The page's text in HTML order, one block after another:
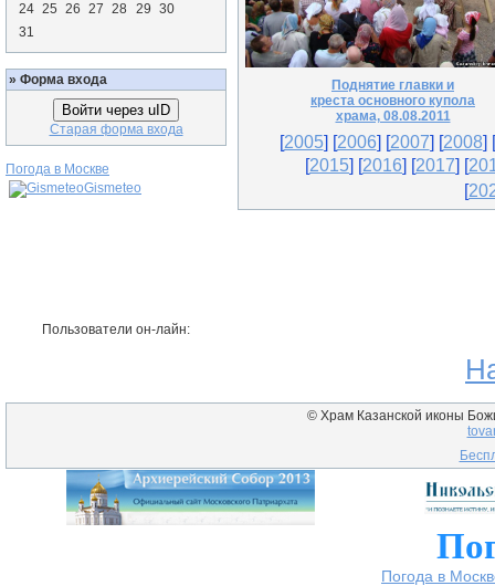
24 25 26 27 28 29 30
31
» Форма входа
Войти через uID
Старая форма входа
Погода в Москве
Gismeteo
Пользователи он-лайн:
Поднятие главки и
креста основного купола
храма, 08.08.2011
[2005] [2006] [2007] [2008] [
[2015] [2016] [2017] [
[
© Храм Казанской иконы
Погода в